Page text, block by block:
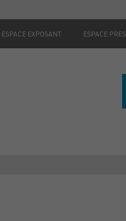
ESPACE EXPOSANT ESPACE